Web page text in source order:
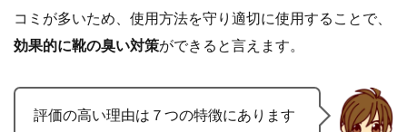
コミが多いため、使用方法を守り適切に使用することで、
効果的に靴の臭い対策ができると言えます。
評価の高い理由は７つの特徴にあります